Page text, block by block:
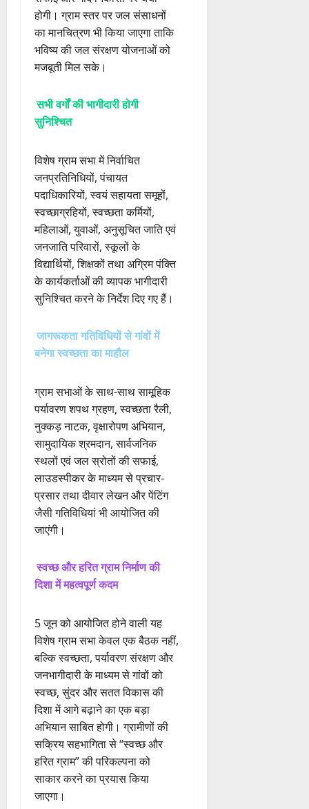
होगी। ग्राम स्तर पर जल संसाधनों
का मानचित्रण भी किया जाएगा ताकि
भविष्य की जल संरक्षण योजनाओं को
मजबूती मिल सके।
सभी वर्गों की भागीदारी होगी
सुनिश्चित
विशेष ग्राम सभा में निर्वाचित
जनप्रतिनिधियों, पंचायत
पदाधिकारियों, स्वयं सहायता समूहों,
स्वच्छाग्रहियों, स्वच्छता कर्मियों,
महिलाओं, युवाओं, अनुसूचित जाति एवं
जनजाति परिवारों, स्कूलों के
विद्यार्थियों, शिक्षकों तथा अग्रिम पंक्ति
के कार्यकर्ताओं की व्यापक भागीदारी
सुनिश्चित करने के निर्देश दिए गए हैं।
जागरूकता गतिविधियों से गांवों में
बनेगा स्वच्छता का माहौल
ग्राम सभाओं के साथ-साथ सामूहिक
पर्यावरण शपथ ग्रहण, स्वच्छता रैली,
नुक्कड़ नाटक, वृक्षारोपण अभियान,
सामुदायिक श्रमदान, सार्वजनिक
स्थलों एवं जल स्रोतों की सफाई,
लाउडस्पीकर के माध्यम से प्रचार-
प्रसार तथा दीवार लेखन और पेंटिंग
जैसी गतिविधियां भी आयोजित की
जाएंगी।
स्वच्छ और हरित ग्राम निर्माण की
दिशा में महत्वपूर्ण कदम
5 जून को आयोजित होने वाली यह
विशेष ग्राम सभा केवल एक बैठक नहीं,
बल्कि स्वच्छता, पर्यावरण संरक्षण और
जनभागीदारी के माध्यम से गांवों को
स्वच्छ, सुंदर और सतत विकास की
दिशा में आगे बढ़ाने का एक बड़ा
अभियान साबित होगी। ग्रामीणों की
सक्रिय सहभागिता से “स्वच्छ और
हरित ग्राम” की परिकल्पना को
साकार करने का प्रयास किया
जाएगा।